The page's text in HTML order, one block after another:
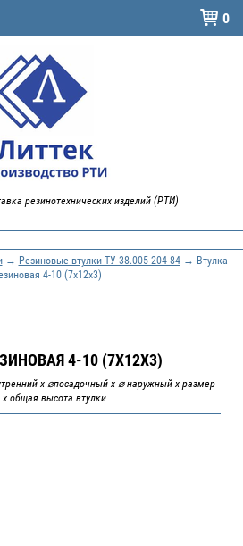
 0
резинотехнических изделий (РТИ)
→ Резиновые втулки ТУ 38.005 204 84→ Втулка
4-10 (7х12х3)
4-10 (7Х12Х3)
х ⌀посадочный х ⌀ наружный х размер
х общая высота втулки